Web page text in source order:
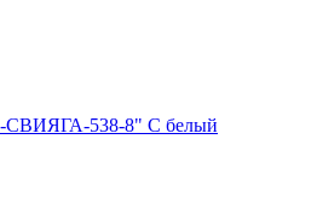
538-8" C белый